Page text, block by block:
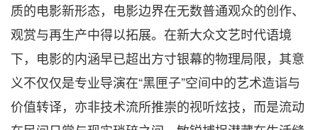
质的电影新形态，电影边界在无数普通观众的创作、
观赏与再生产中得以拓展。在新大众文艺时代语境
下，电影的内涵早已超出方寸银幕的物理局限，其意
义不仅仅是专业导演在“黑匣子”空间中的艺术造诣与
价值转译，亦非技术流所推崇的视听炫技，而是流动